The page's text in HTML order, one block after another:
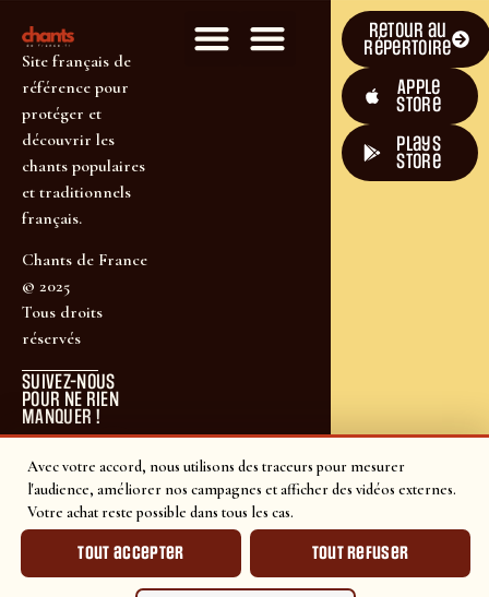
Avec votre accord, nous utilisons des traceurs pour mesurer
l'audience, améliorer nos campagnes et afficher des vidéos externes.
Votre achat reste possible dans tous les cas.
Tout accepter Tout refuser
Site français de
référence pour
protéger et
découvrir les
chants populaires
et traditionnels
français.
Chants de France
© 2025
Tous droits
réservés
SUIVEZ-NOUS
POUR NE RIEN
MANQUER !
Retour au
répertoire
Apple
Store
plays
store